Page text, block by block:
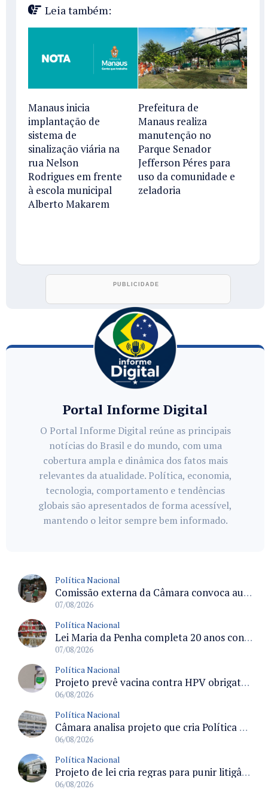
Leia também:
Manaus inicia
implantação de
sistema de
sinalização viária na
rua Nelson
Rodrigues em frente
à escola municipal
Alberto Makarem
Prefeitura de
Manaus realiza
manutenção no
Parque Senador
Jefferson Péres para
uso da comunidade e
zeladoria
Portal Informe Digital
O Portal Informe Digital reúne as principais
notícias do Brasil e do mundo, com uma
cobertura ampla e dinâmica dos fatos mais
relevantes da atualidade. Política, economia,
tecnologia, comportamento e tendências
globais são apresentados de forma acessível,
mantendo o leitor sempre bem informado.
Política Nacional
Comissão externa da Câmara convoca audiência pública sobre chuvas na Zona da Mata de Minas Gerais e impactos em Juiz de Fora
07/08/2026
Política Nacional
Lei Maria da Penha completa 20 anos consolidada como norma de proteção e medidas protetivas no Brasil
07/08/2026
Política Nacional
Projeto prevê vacina contra HPV obrigatória e testes moleculares para rastreamento do câncer do colo do útero
06/08/2026
Política Nacional
Câmara analisa projeto que cria Política Nacional de Qualificação e Valorização da Preceptoria na Residência Médica
06/08/2026
Política Nacional
Projeto de lei cria regras para punir litigância abusiva reversa e integrar sistemas do Judiciário
06/08/2026